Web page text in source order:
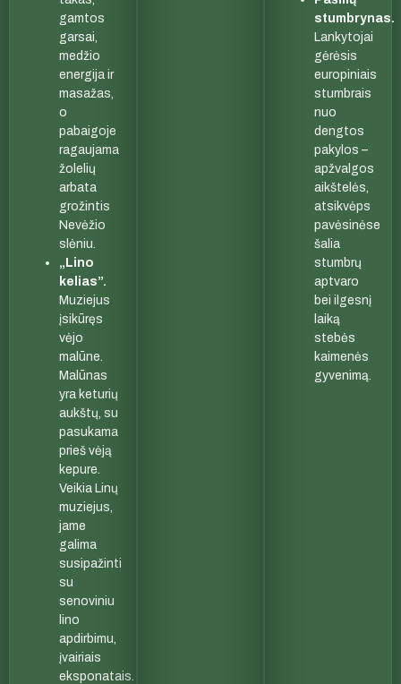
gamtos
garsai,
medžio
energija ir
masažas,
o
pabaigoje
ragaujama
žolelių
arbata
grožintis
Nevėžio
slėniu.
„Lino
kelias”.
Muziejus
įsikūręs
vėjo
malūne.
Malūnas
yra keturių
aukštų, su
pasukama
prieš vėją
kepure.
Veikia Linų
muziejus,
jame
galima
susipažinti
su
senoviniu
lino
apdirbimu,
įvairiais
eksponatais.
stumbrynas.
Lankytojai
gėrėsis
europiniais
stumbrais
nuo
dengtos
pakylos –
apžvalgos
aikštelės,
atsikvėps
pavėsinėse
šalia
stumbrų
aptvaro
bei ilgesnį
laiką
stebės
kaimenės
gyvenimą.